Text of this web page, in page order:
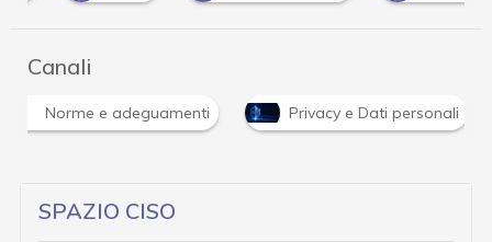
Canali
Norme e adeguamenti Privacy e Dati personali
SPAZIO CISO